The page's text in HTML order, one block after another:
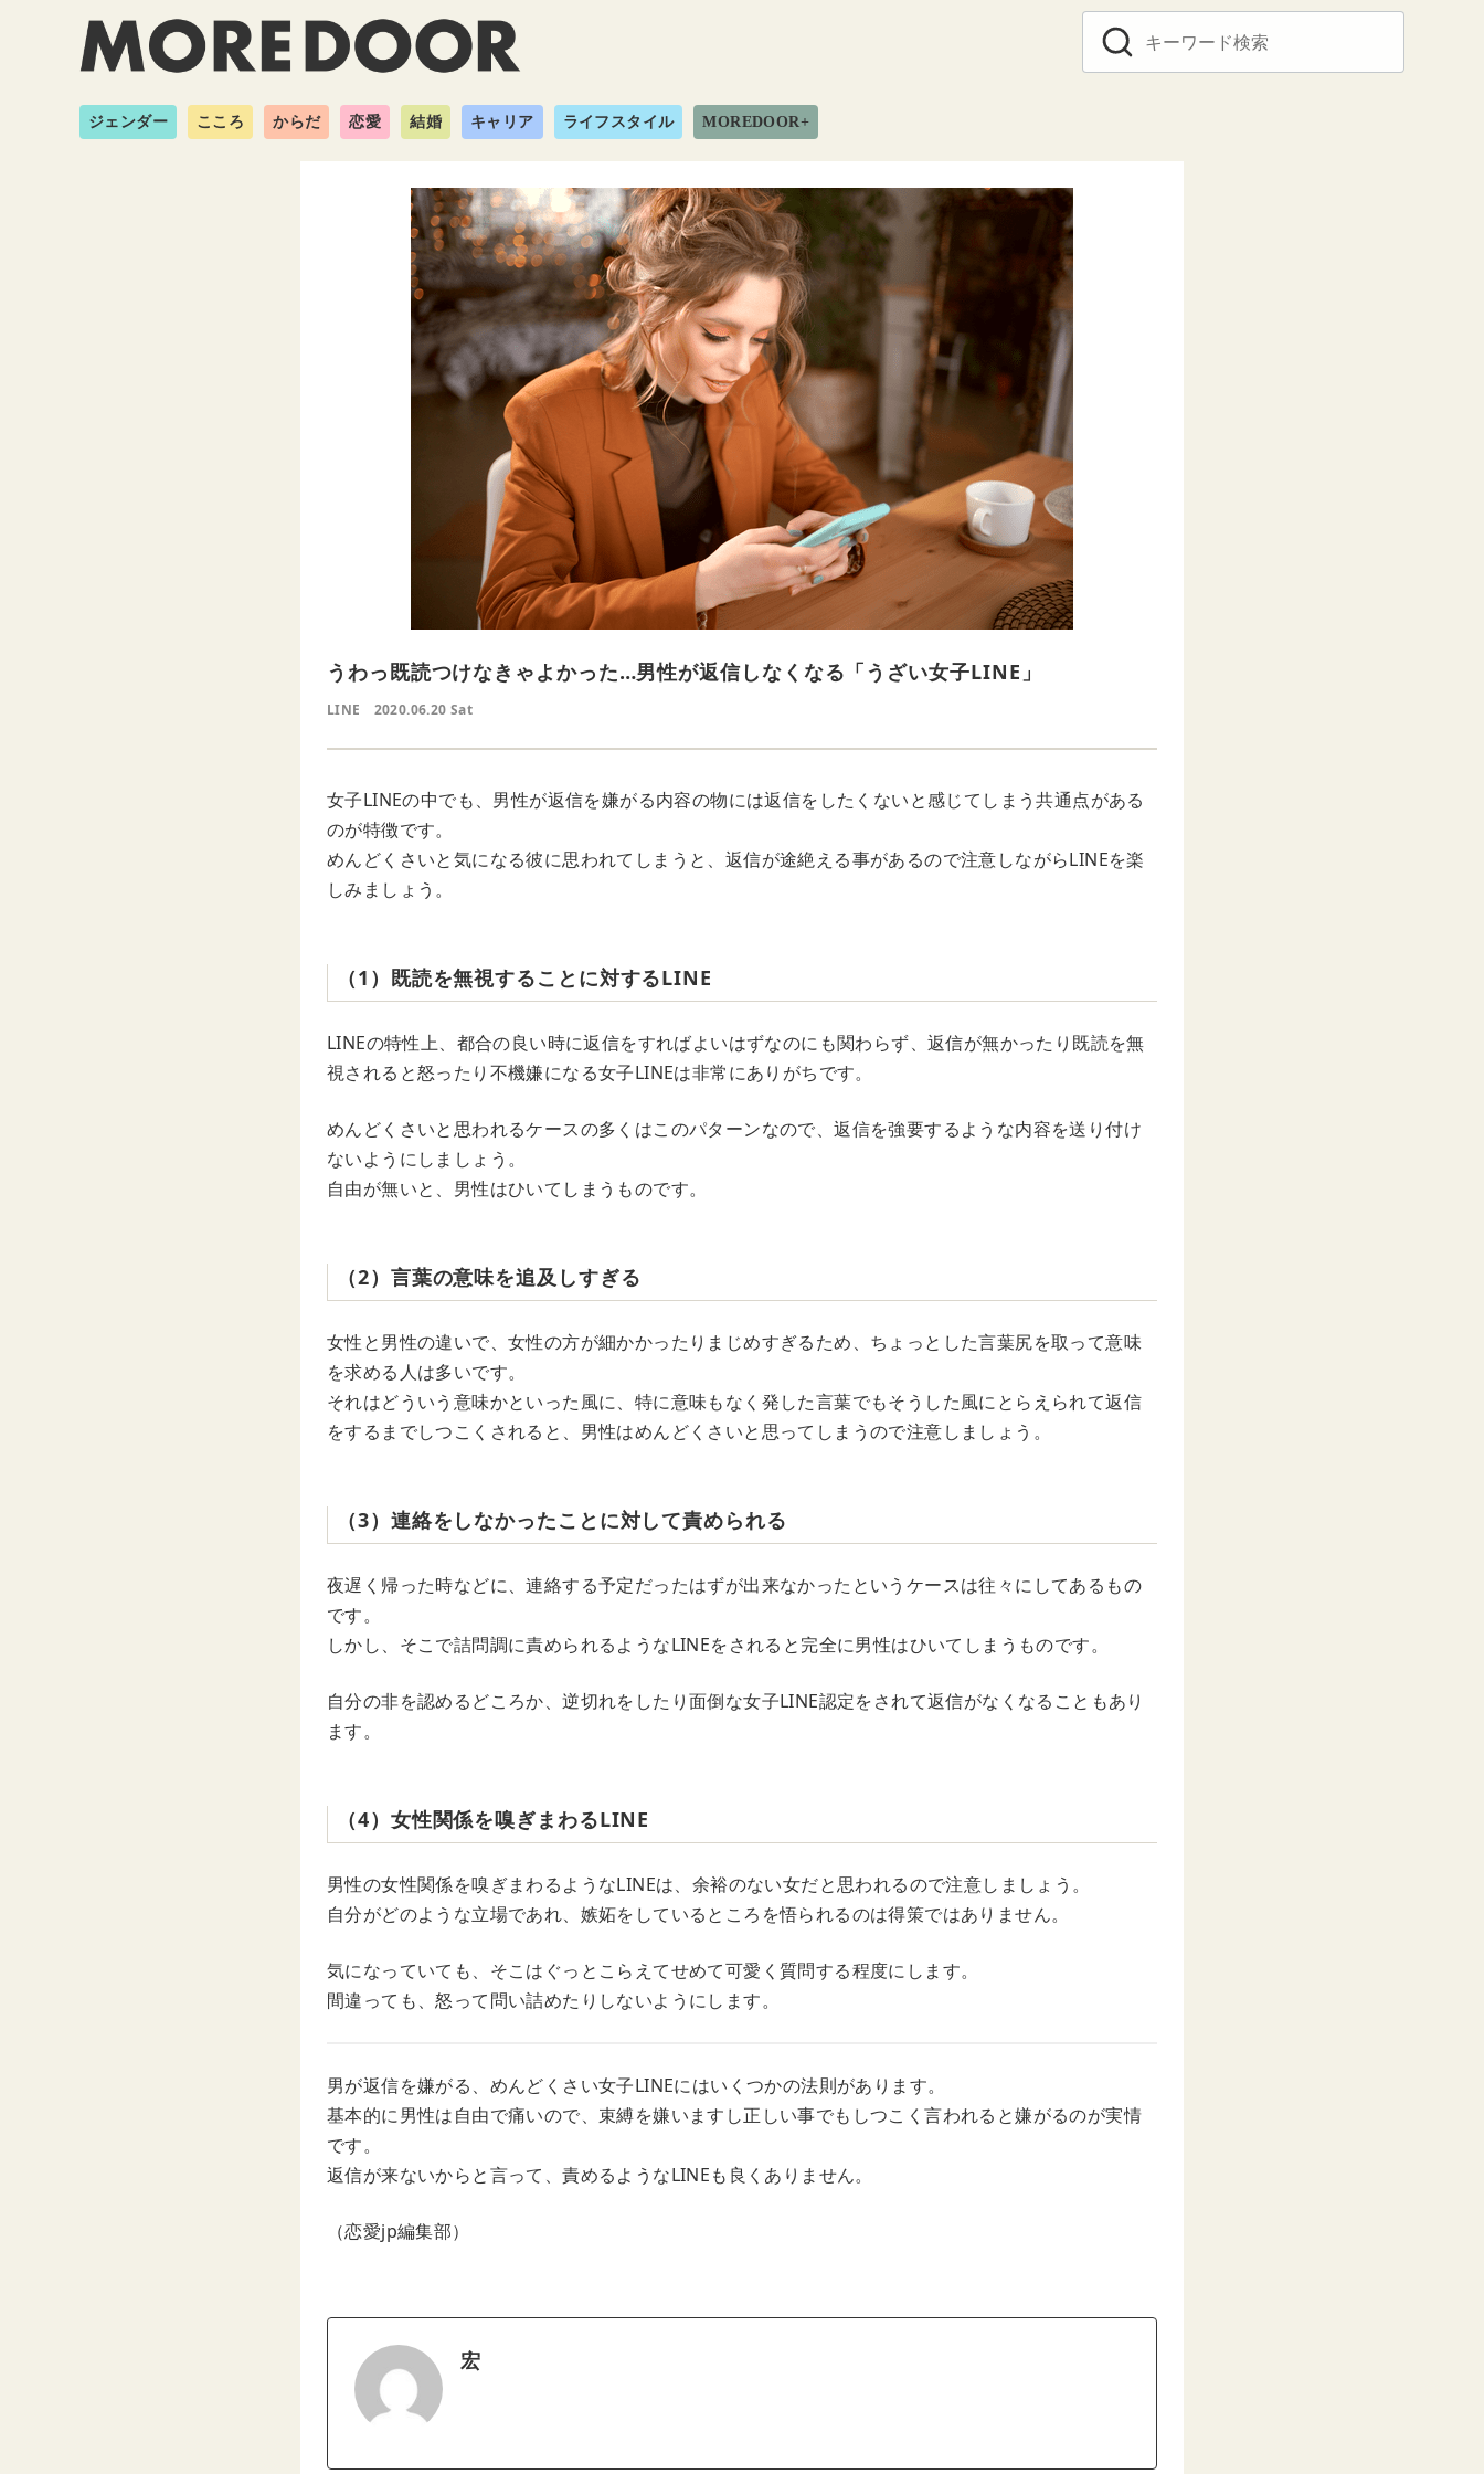
ジェンダー こころ からだ 恋愛 結婚 キャリア ライフスタイル MOREDOOR+
うわっ既読つけなきゃよかった…男性が返信しなくなる「うざい女子LINE」
LINE 2020.06.20 Sat
女子LINEの中でも、男性が返信を嫌がる内容の物には返信をしたくないと感じてしまう共通点がある
のが特徴です。
めんどくさいと気になる彼に思われてしまうと、返信が途絶える事があるので注意しながらLINEを楽
しみましょう。
（1）既読を無視することに対するLINE
LINEの特性上、都合の良い時に返信をすればよいはずなのにも関わらず、返信が無かったり既読を無
視されると怒ったり不機嫌になる女子LINEは非常にありがちです。
めんどくさいと思われるケースの多くはこのパターンなので、返信を強要するような内容を送り付け
ないようにしましょう。
自由が無いと、男性はひいてしまうものです。
（2）言葉の意味を追及しすぎる
女性と男性の違いで、女性の方が細かかったりまじめすぎるため、ちょっとした言葉尻を取って意味
を求める人は多いです。
それはどういう意味かといった風に、特に意味もなく発した言葉でもそうした風にとらえられて返信
をするまでしつこくされると、男性はめんどくさいと思ってしまうので注意しましょう。
（3）連絡をしなかったことに対して責められる
夜遅く帰った時などに、連絡する予定だったはずが出来なかったというケースは往々にしてあるもの
です。
しかし、そこで詰問調に責められるようなLINEをされると完全に男性はひいてしまうものです。
自分の非を認めるどころか、逆切れをしたり面倒な女子LINE認定をされて返信がなくなることもあり
ます。
（4）女性関係を嗅ぎまわるLINE
男性の女性関係を嗅ぎまわるようなLINEは、余裕のない女だと思われるので注意しましょう。
自分がどのような立場であれ、嫉妬をしているところを悟られるのは得策ではありません。
気になっていても、そこはぐっとこらえてせめて可愛く質問する程度にします。
間違っても、怒って問い詰めたりしないようにします。
男が返信を嫌がる、めんどくさい女子LINEにはいくつかの法則があります。
基本的に男性は自由で痛いので、束縛を嫌いますし正しい事でもしつこく言われると嫌がるのが実情
です。
返信が来ないからと言って、責めるようなLINEも良くありません。
（恋愛jp編集部）
宏